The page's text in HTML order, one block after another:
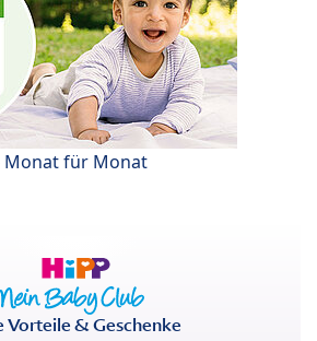
Monat für Monat
Vorteile & Geschenke